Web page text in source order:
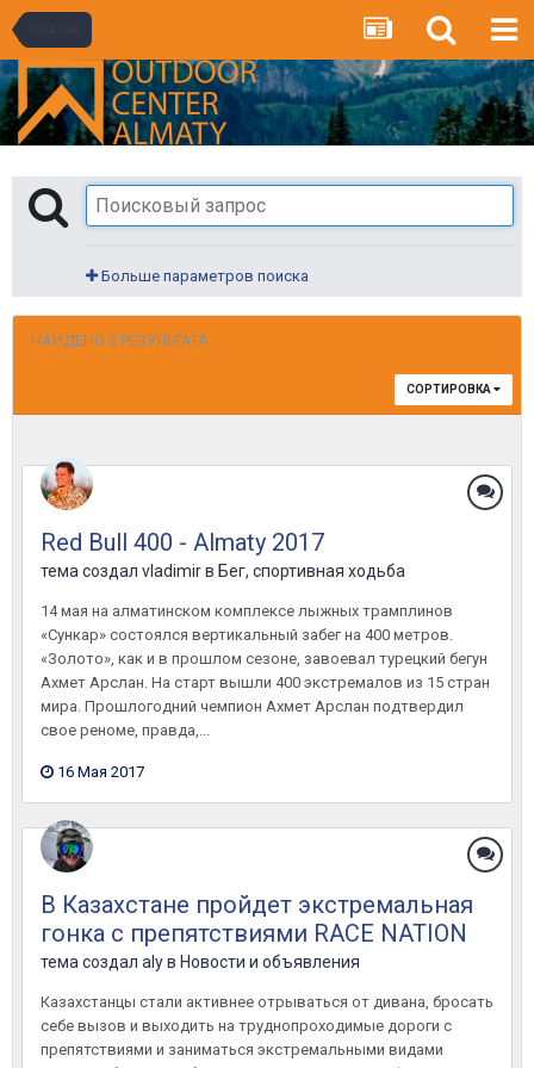
Больше параметров поиска
НАЙДЕНО 2 РЕЗУЛЬТАТА
СОРТИРОВКА
Red Bull 400 - Almaty 2017
тема создал vladimirв Бег, спортивная ходьба
14 мая на алматинском комплексе лыжных трамплинов
«Сункар» состоялся вертикальный забег на 400 метров.
«Золото», как и в прошлом сезоне, завоевал турецкий бегун
Ахмет Арслан. На старт вышли 400 экстремалов из 15 стран
мира. Прошлогодний чемпион Ахмет Арслан подтвердил
свое реноме, правда,...
16 Мая 2017
В Казахстане пройдет экстремальная
гонка с препятствиями RACE NATION
тема создал alyв Новости и объявления
Казахстанцы стали активнее отрываться от дивана, бросать
себе вызов и выходить на труднопроходимые дороги с
препятствиями и заниматься экстремальными видами